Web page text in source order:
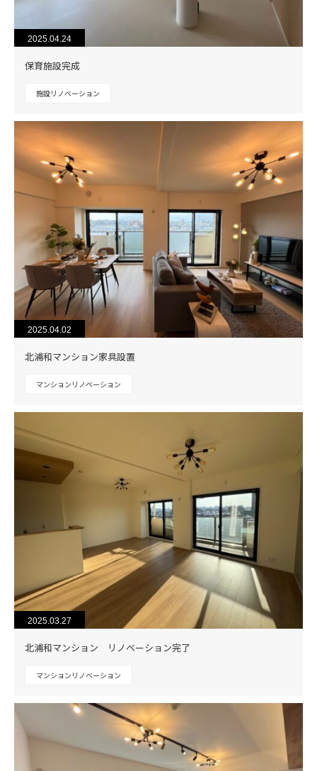
2025.04.24
保育施設完成
施設リノベーション
2025.04.02
北浦和マンション家具設置
マンションリノベーション
2025.03.27
北浦和マンション リノベーション完了
マンションリノベーション